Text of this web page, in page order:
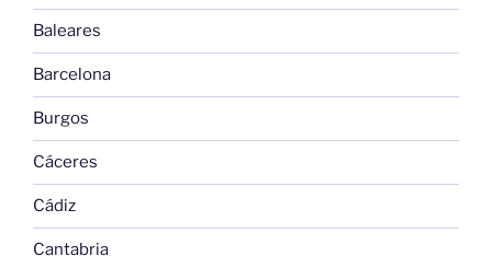
Baleares
Barcelona
Burgos
Cáceres
Cádiz
Cantabria